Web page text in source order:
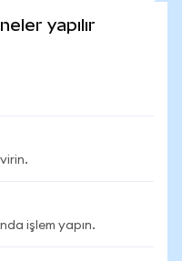
yapılır
işlem yapın.